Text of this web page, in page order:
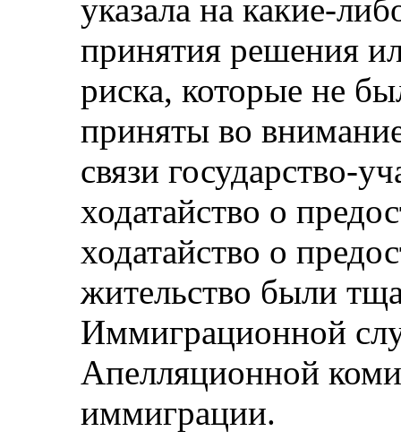
указала на какие-
принятия решения
риска, которые не
приняты во
связи государство-
ходатайство о
ходатайство о
жительство были
Иммиграционной
Апелляционной
иммиграции.